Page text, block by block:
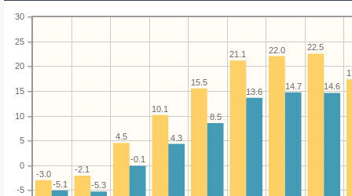
-5
0
5
10
15
20
25
30
22.5
22.0
21.1
15.5
10.1
4.5
-2.1
-3.0
14.6
14.7
13.6
8.5
4.3
-0.1
-5.3
-5.1